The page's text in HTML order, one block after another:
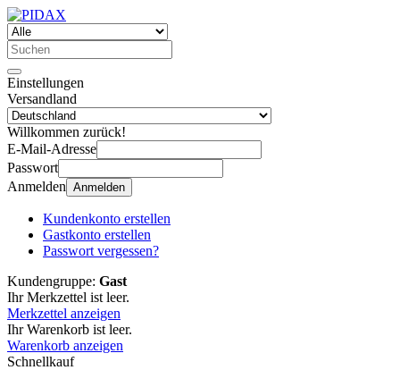
Einstellungen
Versandland
Willkommen zurück!
E-Mail-Adresse
Passwort
Anmelden Anmelden
Kundenkonto erstellen
Gastkonto erstellen
Passwort vergessen?
Kundengruppe: Gast
Ihr Merkzettel ist leer.
Merkzettel anzeigen
Ihr Warenkorb ist leer.
Warenkorb anzeigen
Schnellkauf